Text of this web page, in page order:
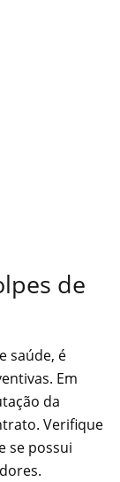
de
saúde, é
Em
da
Verifique
se possui